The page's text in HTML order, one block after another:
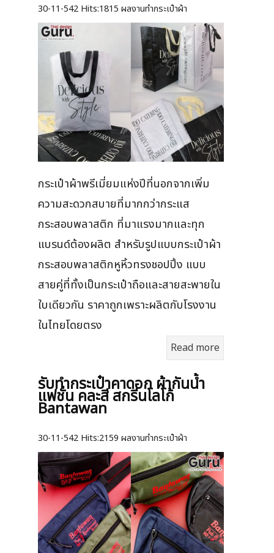
30-11-542 Hits:1815 ผลงานทำกระเป๋าผ้า
กระเป๋าผ้าพรีเมี่ยมแห่งปีที่นอกจากเพิ่ม
ความสะดวกสบายที่มากกว่ากระแส
กระสอบพลาสติก ที่มาแรงมากและทุก
แบรนด์ต้องผลิต สำหรับรูปแบบกระเป๋าผ้า
กระสอบพลาสติกหูหิ้วทรงชอปปิ้ง แบบ
สายคู่ที่ทั้งเป็นกระเป๋าถือและสายสะพายใน
ใบเดียวกัน ราคาถูกเพราะผลิตกับโรงงาน
ในไทยโดยตรง
Read more
รับทำกระเป๋าคาดอก ผ้ากันน้ำ
แฟชั่น คละสี สกรีนโลโก้
Bantawan
30-11-542 Hits:2159 ผลงานทำกระเป๋าผ้า